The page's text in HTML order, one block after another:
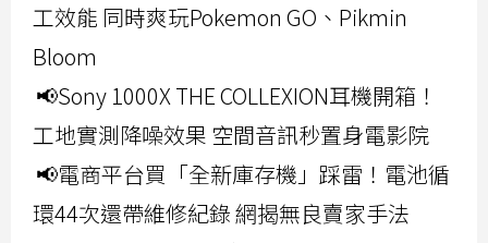
工效能 同時爽玩Pokemon GO、Pikmin
Bloom
📢Sony 1000X THE COLLEXION耳機開箱！
工地實測降噪效果 空間音訊秒置身電影院
📢電商平台買「全新庫存機」踩雷！電池循
環44次還帶維修紀錄 網揭無良賣家手法